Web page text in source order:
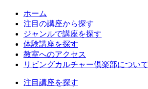
ホーム
注目の講座から探す
ジャンルで講座を探す
体験講座を探す
教室へのアクセス
リビングカルチャー倶楽部について
注目講座を探す